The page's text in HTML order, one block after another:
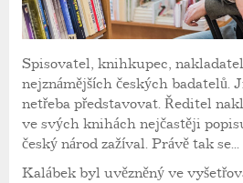
Spisovatel, knihkupec,
nejznámějších českých badatelů.
netřeba představovat. Ředitel
ve svých knihách nejčastěji
český národ zažíval. Právě tak se...
Kalábek byl uvězněný ve